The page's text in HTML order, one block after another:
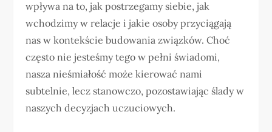
wpływa na to, jak postrzegamy siebie, jak
wchodzimy w relacje i jakie osoby przyciągają
nas w kontekście budowania związków. Choć
często nie jesteśmy tego w pełni świadomi,
nasza nieśmiałość może kierować nami
subtelnie, lecz stanowczo, pozostawiając ślady w
naszych decyzjach uczuciowych.